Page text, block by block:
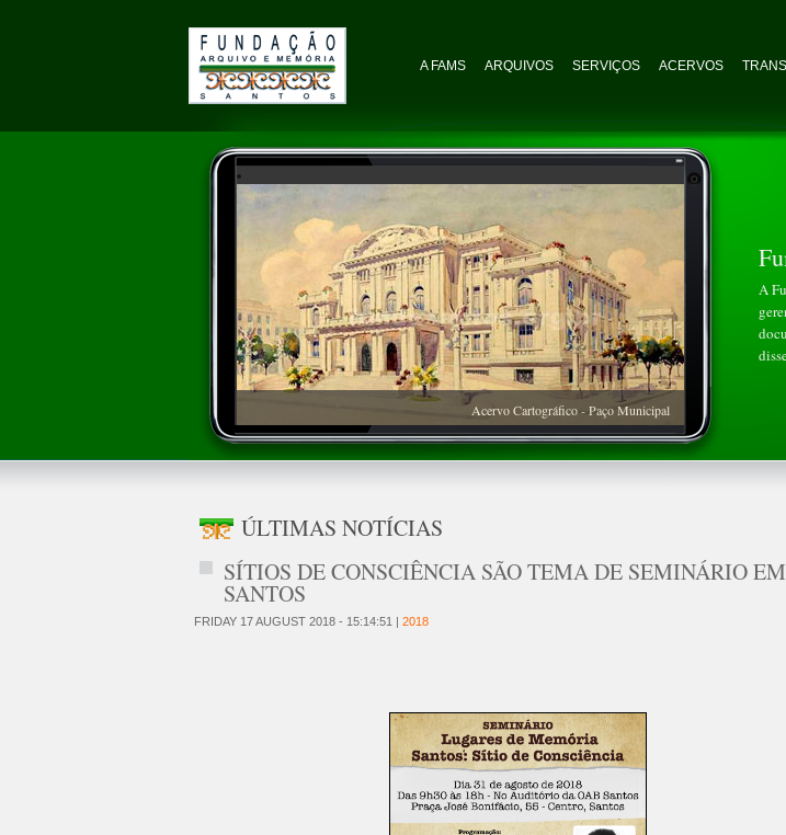
A FAMS ARQUIVOS SERVIÇOS ACERVOS
Acervo Cartográfico - Paço Municipal
A
ÚLTIMAS NOTÍCIAS
SÍTIOS DE CONSCIÊNCIA SÃO TEMA DE SEMINÁRIO EM
SANTOS
FRIDAY 17 AUGUST 2018 - 15:14:51 | 2018